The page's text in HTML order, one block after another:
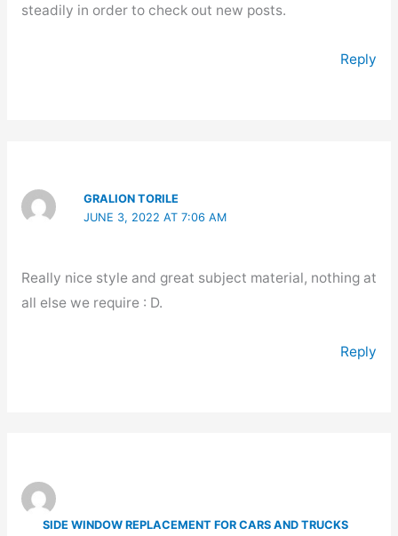
steadily in order to check out new posts.
Reply
GRALION TORILE
JUNE 3, 2022 AT 7:06 AM
Really nice style and great subject material, nothing at
all else we require : D.
Reply
SIDE WINDOW REPLACEMENT FOR CARS AND TRUCKS